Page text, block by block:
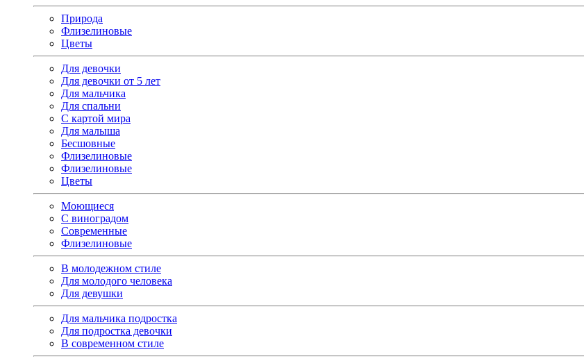
Природа
Флизелиновые
Цветы
Для девочки
Для девочки от 5 лет
Для мальчика
Для спальни
С картой мира
Для малыша
Бесшовные
Флизелиновые
Флизелиновые
Цветы
Моющиеся
С виноградом
Современные
Флизелиновые
В молодежном стиле
Для молодого человека
Для девушки
Для мальчика подростка
Для подростка девочки
В современном стиле